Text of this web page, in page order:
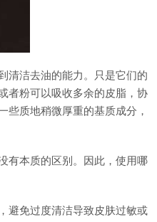
清洁去油的能力。只是它们的
者粉可以吸收多余的皮脂，协
些质地稍微厚重的基质成分，
有本质的区别。因此，使用哪
避免过度清洁导致皮肤过敏或